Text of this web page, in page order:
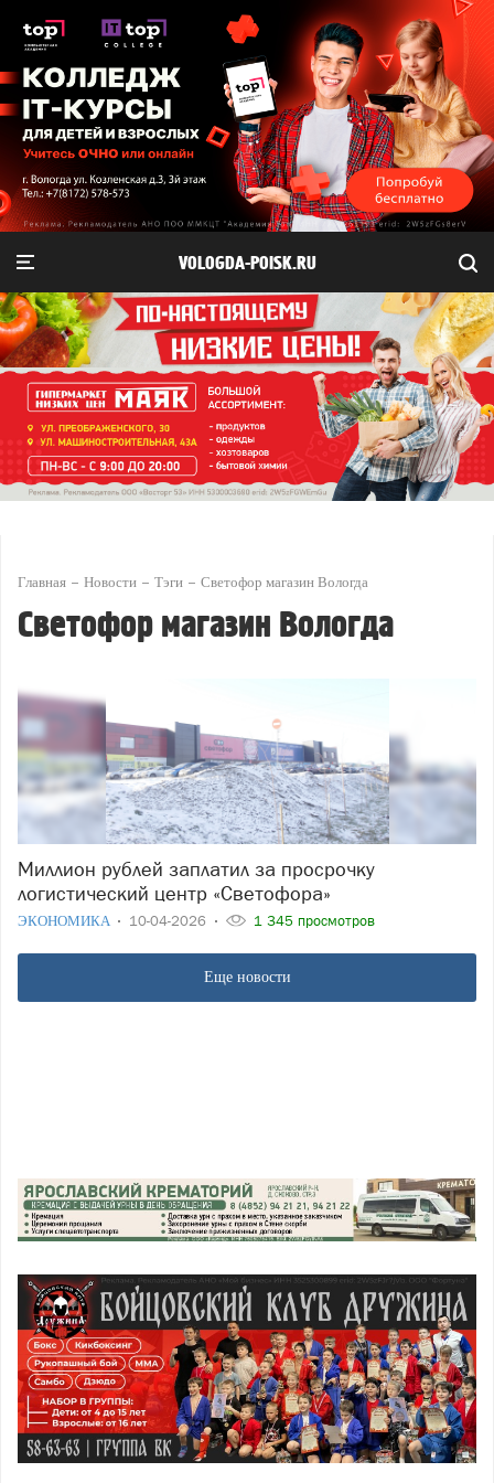
VOLOGDA-POISK.RU
Главная Новости Тэги Светофор магазин Вологда
Светофор магазин Вологда
Миллион рублей заплатил за просрочку
логистический центр «Светофора»
ЭКОНОМИКА 10-04-2026 1 345 просмотров
Еще новости